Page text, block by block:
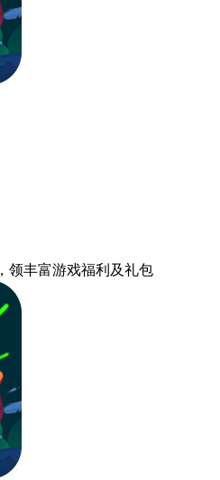
，领丰富游戏福利 及礼包